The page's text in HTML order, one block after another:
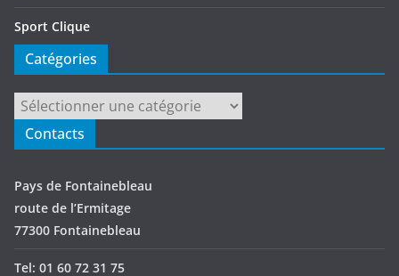
Sport Clique
Catégories
Catégories
Contacts
Pays de Fontainebleau
route de l’Ermitage
77300 Fontainebleau
Tel: 01 60 72 31 75